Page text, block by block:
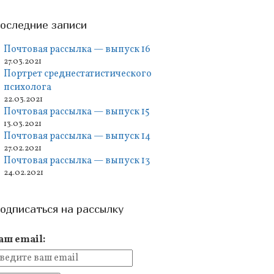
записи
Почтовая рассылка — выпуск 16
27.03.2021
Портрет среднестатистического
психолога
22.03.2021
Почтовая рассылка — выпуск 15
13.03.2021
Почтовая рассылка — выпуск 14
27.02.2021
Почтовая рассылка — выпуск 13
24.02.2021
на рассылку
email: